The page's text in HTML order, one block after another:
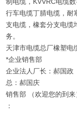
行车电缆丁腈电缆，
支电缆，橡套分支电缆
务。
天津市电缆总厂橡塑电
*企业销售部
企业法人厂长：郝国政
总：郝国庆
销售部 （欢迎您的到来
：